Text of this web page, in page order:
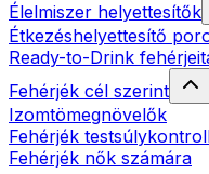
Élelmiszer helyettesítők
Étkezéshelyettesítő
Ready-to-Drink
Fehérjék cél szerint
Izomtömegnövelők
Fehérjék
Fehérjék nők számára